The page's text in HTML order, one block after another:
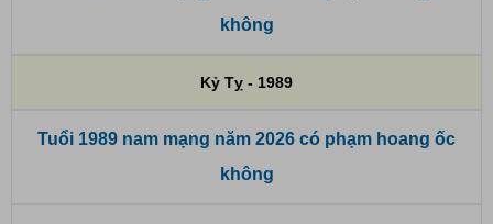
không
Kỷ Tỵ - 1989
Tuổi 1989 nam mạng năm 2026 có phạm hoang ốc
không